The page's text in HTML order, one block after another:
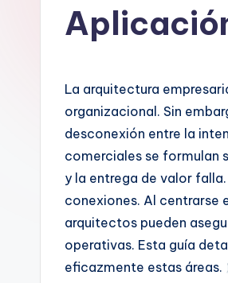
is
A
La arquitectura
organizacional. Sin
desconexión entre la
comerciales se formulan
y la entrega de valor
conexiones. Al centrarse
arquitectos pueden
operativas. Esta guía
eficazmente estas áreas.